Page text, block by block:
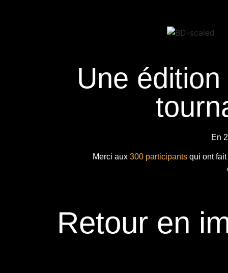
Une
En
Merci aux 300 participantsqui ont fait
Retour en